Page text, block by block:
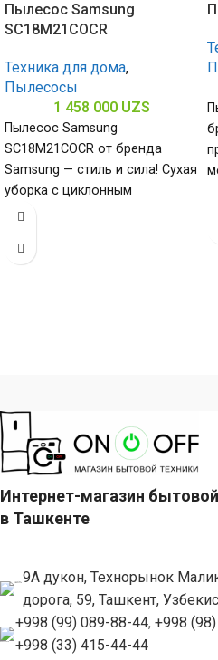
Пылесос Samsung
SC18M21COCR
Техника для дома,
Пылесосы
1 458 000 UZS
Пылесос Samsung
SC18M21COCR от бренда
Samsung — стиль и сила! Сухая
уборка с циклонным
фильтром, мощность
Интернет-магазин
в Ташкенте
9А дукон, Технорынок
дорога, 59, Ташкент,
+998 (99) 089-88-44, +998
+998 (33) 415-44-44